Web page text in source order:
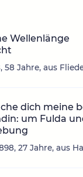
Wellenlänge
58 Jahre, aus
dich meine
um Fulda
27 Jahre, aus